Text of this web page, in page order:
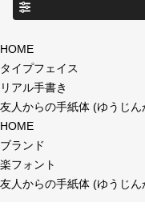
目的別フォントガイド
特集
年間ライセンス商品
商品名
フォント形式
HOME
タイプフェイス
リアル手書き
友人からの手紙体 (ゆうじ
HOME
ブランド
楽フォント
友人からの手紙体 (ゆうじ